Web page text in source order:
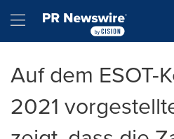
Hamburger menu
Auf dem ESOT-
2021